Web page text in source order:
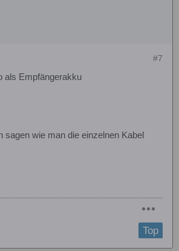
#7
als Empfängerakku
sagen wie man die einzelnen Kabel
Top